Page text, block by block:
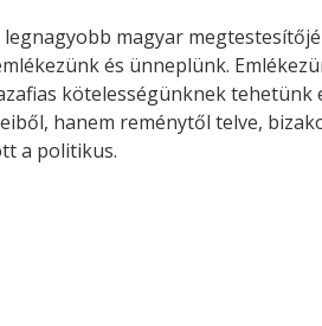
magyar
és ünneplünk.
kötelességünknek
hanem reménytől telve,
a politikus.